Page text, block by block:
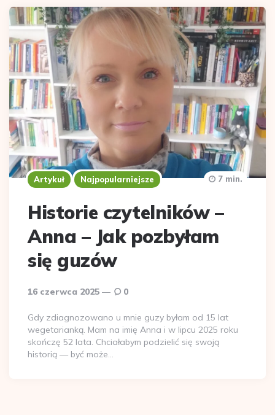
Artykuł Najpopularniejsze
Historie czytelników –
Anna – Jak pozbyłam
się guzów
16 czerwca 2025 0
7 min.
Gdy zdiagnozowano u mnie guzy byłam od 15 lat
wegetarianką. Mam na imię Anna i w lipcu 2025 roku
skończę 52 lata. Chciałabym podzielić się swoją
historią — być może…